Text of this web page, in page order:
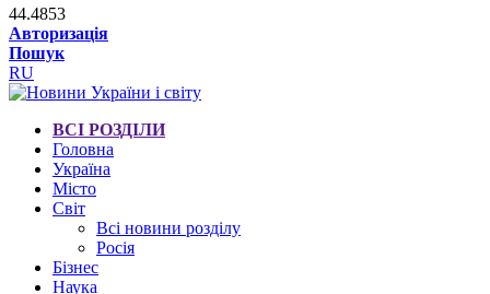
44.4853
Авторизація
Пошук
RU
ВСІ РОЗДІЛИ
Головна
Україна
Місто
Світ
Всі новини розділу
Росія
Бізнес
Наука